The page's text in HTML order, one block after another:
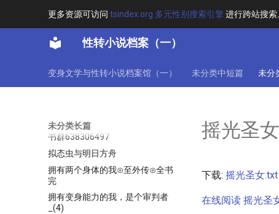
更多资源可访问 tsindex.org 多元性别搜索引擎进行跨站搜索
性转小说档案（一）
变身文学与性转小说档案馆（一） 未分类中短篇 未分
未分类长篇
才不要被攻略[更新时间_2021-5-
扬起反旗吧！奴隶少女们！#死神
把灵魂出卖给路西法大人吧_全本
拜托请不要再找我当超级英雄了找
书群638306497
拟态虫与明日方舟
拥有两个身体的我⊙至外传⊙全书
完
拥有变身能力的我，是个审判者
_(4)
摇光圣女
下载: 摇光圣女.txt
在线阅读 摇光圣